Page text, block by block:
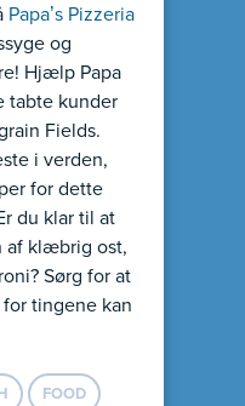
Papa’s Pizzeria
og
Hjælp Papa
tabte kunder
Fields.
i verden,
for dette
du klar til at
af klæbrig ost,
Sørg for at
tingene kan
FOOD